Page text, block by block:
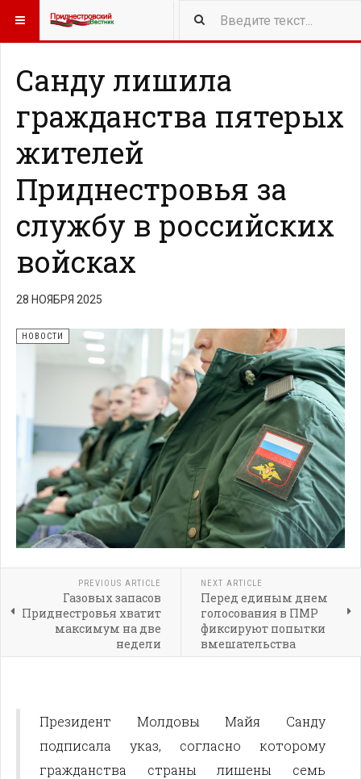
415 NEW ARTICLES
Санду лишила
гражданства пятерых
жителей
Приднестровья за
службу в российских
войсках
28 НОЯБРЯ 2025
НОВОСТИ
PREVIOUS ARTICLE
Газовых запасов
Приднестровья хватит
максимум на две
недели
NEXT ARTICLE
Перед единым днем
голосования в ПМР
фиксируют попытки
вмешательства
Президент Молдовы Майя Санду
подписала указ, согласно которому
гражданства страны лишены семь